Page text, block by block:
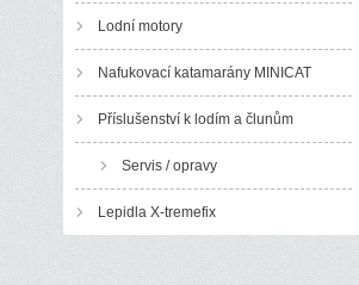
Lodní motory
Nafukovací katamarány MINICAT
Příslušenství k lodím a člunům
Servis / opravy
Lepidla X-tremefix